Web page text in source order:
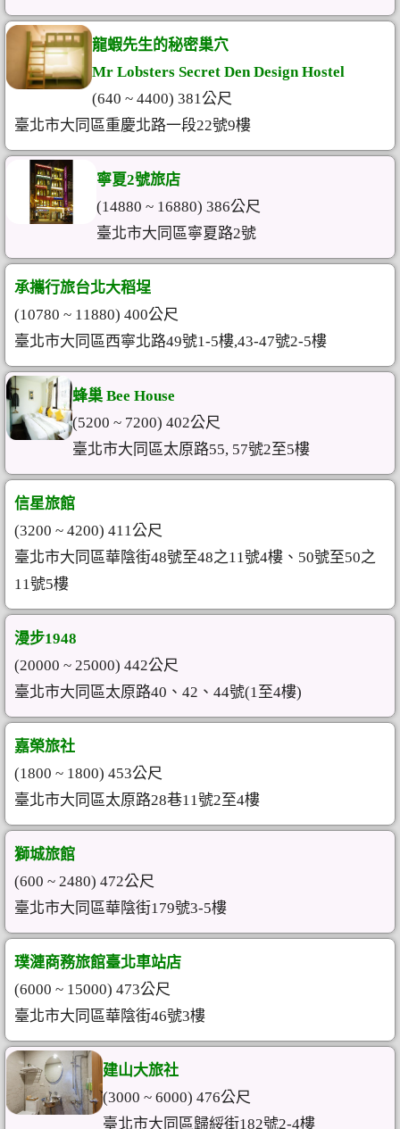
龍蝦先生的秘密巢穴
Mr Lobsters Secret Den Design Hostel
(640 ~ 4400) 381公尺
臺北市大同區重慶北路一段22號9樓
寧夏2號旅店
(14880 ~ 16880) 386公尺
臺北市大同區寧夏路2號
承攜行旅台北大稻埕
(10780 ~ 11880) 400公尺
臺北市大同區西寧北路49號1-5樓,43-47號2-5樓
蜂巢 Bee House
(5200 ~ 7200) 402公尺
臺北市大同區太原路55, 57號2至5樓
信星旅館
(3200 ~ 4200) 411公尺
臺北市大同區華陰街48號至48之11號4樓、50號至50之
11號5樓
漫步1948
(20000 ~ 25000) 442公尺
臺北市大同區太原路40、42、44號(1至4樓)
嘉榮旅社
(1800 ~ 1800) 453公尺
臺北市大同區太原路28巷11號2至4樓
獅城旅館
(600 ~ 2480) 472公尺
臺北市大同區華陰街179號3-5樓
璞漣商務旅館臺北車站店
(6000 ~ 15000) 473公尺
臺北市大同區華陰街46號3樓
建山大旅社
(3000 ~ 6000) 476公尺
臺北市大同區歸綏街182號2-4樓